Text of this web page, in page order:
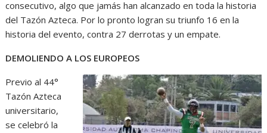
consecutivo, algo que jamás han alcanzado en toda la historia
del Tazón Azteca. Por lo pronto logran su triunfo 16 en la
historia del evento, contra 27 derrotas y un empate.
DEMOLIENDO A LOS EUROPEOS
Previo al 44°
Tazón Azteca
universitario,
se celebró la